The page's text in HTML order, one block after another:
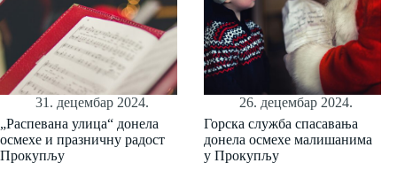
31. децембар 2024.
„Распевана улица“ донела
осмехе и празничну радост
Прокупљу
26. децембар 2024.
Горска служба спасавања
донела осмехе малишанима
у Прокупљу